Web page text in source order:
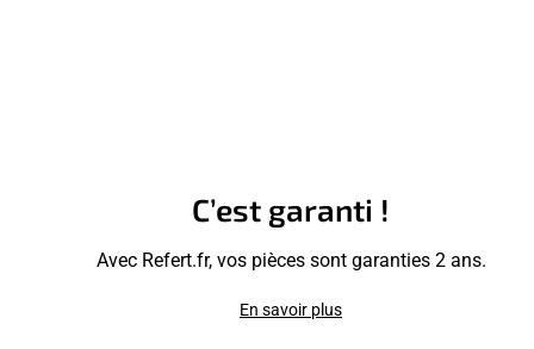
C’est garanti !
Avec Refert.fr, vos pièces sont garanties 2 ans.
En savoir plus